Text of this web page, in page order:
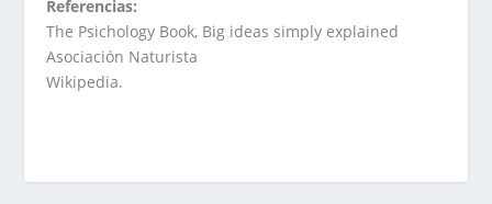
Referencias:
The Psichology Book, Big ideas simply explained
Asociación Naturista
Wikipedia.